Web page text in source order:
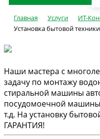
Главная Услуги
ИТ-
Установка бытовой техники
Наши мастера с
задачу по монтажу
стиральной машины
посудомоечной машины,
т.д. На установку
ГАРАНТИЯ!